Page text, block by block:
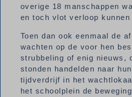
overige 18 manschappen
en toch vlot verloop kunnen
Toen dan ook eenmaal de
wachten op de voor hen
strubbeling of enig nieuws,
stonden handelden naar
tijdverdrijf in het
het schoolplein de